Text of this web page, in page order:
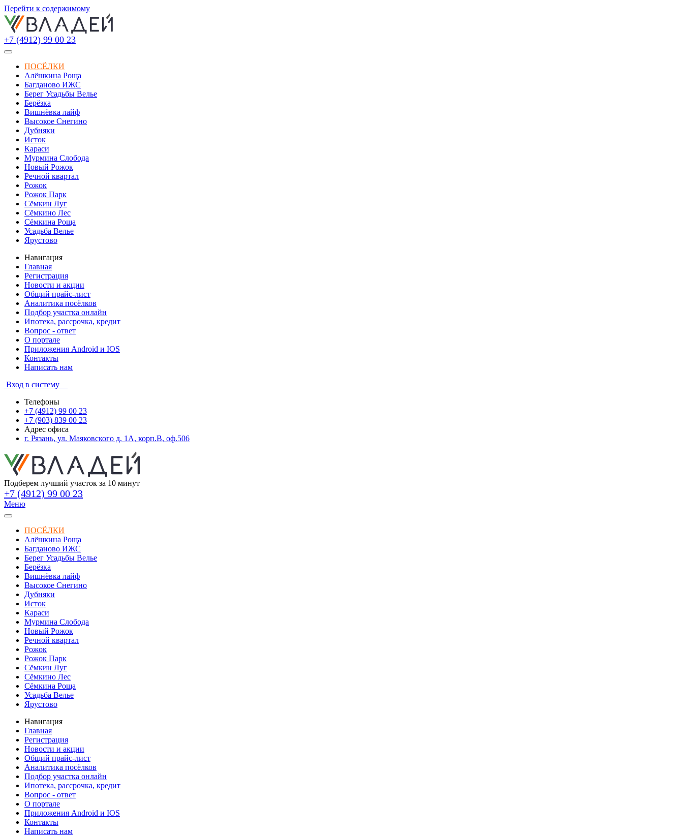
Перейти к содержимому
+7 (4912) 99 00 23
ПОСЁЛКИ
Алёшкина Роща
Багданово ИЖС
Берег Усадьбы Велье
Берёзка
Вишнёвка лайф
Высокое Снегино
Дубняки
Исток
Караси
Мурмина Слобода
Новый Рожок
Речной квартал
Рожок
Рожок Парк
Сёмкин Луг
Сёмкино Лес
Сёмкина Роща
Усадьба Велье
Ярустово
Навигация
Главная
Регистрация
Новости и акции
Общий прайс-лист
Аналитика посёлков
Подбор участка онлайн
Ипотека, рассрочка, кредит
Вопрос - ответ
О портале
Приложения Android и IOS
Контакты
Написать нам
Вход в систему
Телефоны
+7 (4912) 99 00 23
+7 (903) 839 00 23
Адрес офиса
г. Рязань, ул. Маяковского д. 1А, корп.В, оф.506
Подберем лучший участок за 10 минут
+7 (4912) 99 00 23
Меню
ПОСЁЛКИ
Алёшкина Роща
Багданово ИЖС
Берег Усадьбы Велье
Берёзка
Вишнёвка лайф
Высокое Снегино
Дубняки
Исток
Караси
Мурмина Слобода
Новый Рожок
Речной квартал
Рожок
Рожок Парк
Сёмкин Луг
Сёмкино Лес
Сёмкина Роща
Усадьба Велье
Ярустово
Навигация
Главная
Регистрация
Новости и акции
Общий прайс-лист
Аналитика посёлков
Подбор участка онлайн
Ипотека, рассрочка, кредит
Вопрос - ответ
О портале
Приложения Android и IOS
Контакты
Написать нам